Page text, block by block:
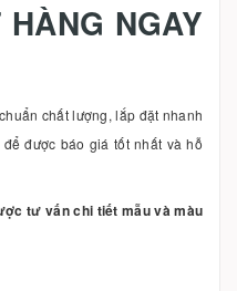
NGAY
chuẩn chất lượng, lắp đặt nhanh
được báo giá tốt nhất và hỗ
tư vấn chi tiết mẫu và màu